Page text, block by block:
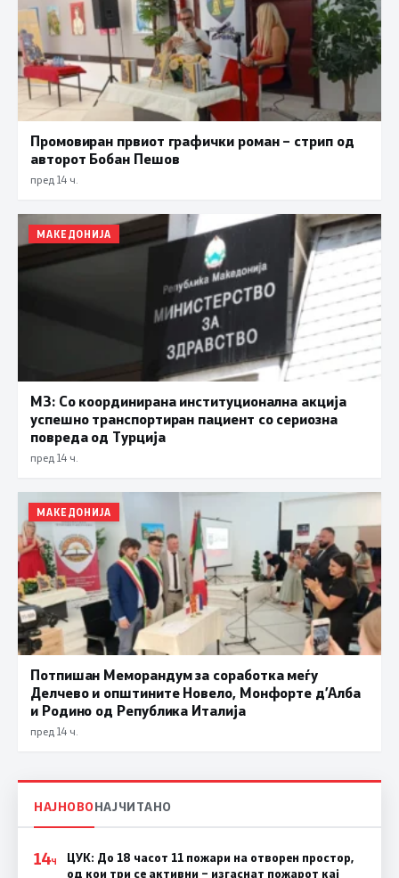
Промовиран првиот графички роман – стрип од
авторот Бобан Пешов
пред 14 ч.
МАКЕДОНИЈА
МЗ: Со координирана институционална акција
успешно транспортиран пациент со сериозна
повреда од Турција
пред 14 ч.
МАКЕДОНИЈА
Потпишан Меморандум за соработка меѓу
Делчево и општините Новело, Монфорте д’Алба
и Родино од Република Италија
пред 14 ч.
НАЈНОВОНАЈЧИТАНО
14Ч
ЦУК: До 18 часот 11 пожари на отворен простор,
од кои три се активни – изгаснат пожарот кај